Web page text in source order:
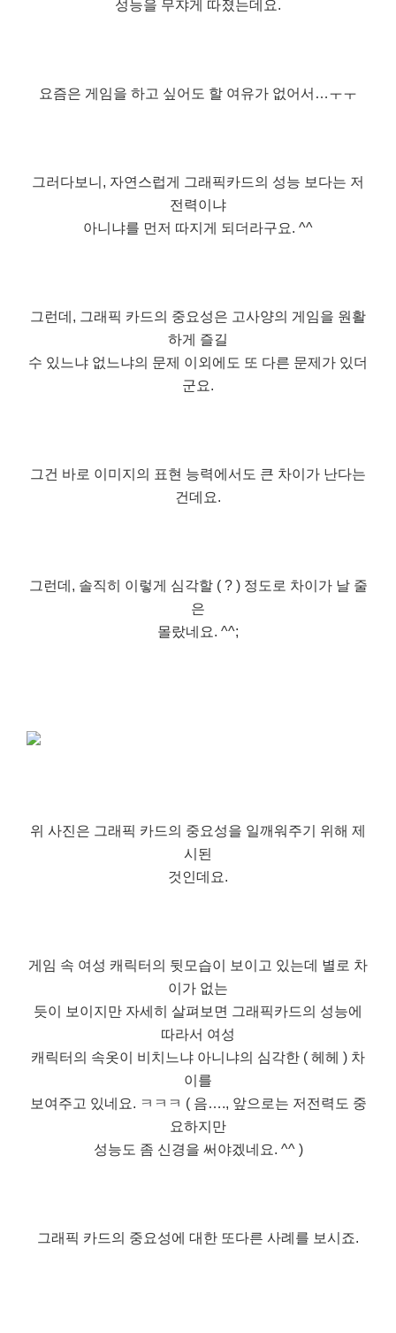
성능을 무쟈게 따졌는데요.
요즘은 게임을 하고 싶어도 할 여유가 없어서…ㅜㅜ
그러다보니, 자연스럽게 그래픽카드의 성능 보다는 저
전력이냐
아니냐를 먼저 따지게 되더라구요. ^^
그런데, 그래픽 카드의 중요성은 고사양의 게임을 원활
하게 즐길
수 있느냐 없느냐의 문제 이외에도 또 다른 문제가 있더
군요.
그건 바로 이미지의 표현 능력에서도 큰 차이가 난다는
건데요.
그런데, 솔직히 이렇게 심각할 ( ? ) 정도로 차이가 날 줄
은
몰랐네요. ^^;
위 사진은 그래픽 카드의 중요성을 일깨워주기 위해 제
시된
것인데요.
게임 속 여성 캐릭터의 뒷모습이 보이고 있는데 별로 차
이가 없는
듯이 보이지만 자세히 살펴보면 그래픽카드의 성능에
따라서 여성
캐릭터의 속옷이 비치느냐 아니냐의 심각한 ( 헤헤 ) 차
이를
보여주고 있네요. ㅋㅋㅋ ( 음…., 앞으로는 저전력도 중
요하지만
성능도 좀 신경을 써야겠네요. ^^ )
그래픽 카드의 중요성에 대한 또다른 사례를 보시죠.